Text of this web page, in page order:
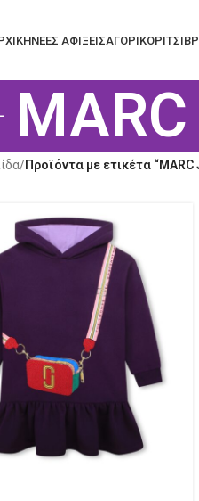
ΝΕΕΣ ΑΦΙΞΕΙΣΑΓΟΡΙΚΟΡΙΤΣΙ
/Προϊόντα με ετικέτα “MARC